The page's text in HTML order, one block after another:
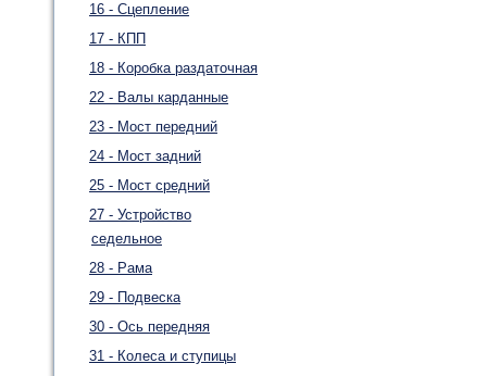
16 - Сцепление
17 - КПП
18 - Коробка раздаточная
22 - Валы карданные
23 - Мост передний
24 - Мост задний
25 - Мост средний
27 - Устройство
седельное
28 - Рама
29 - Подвеска
30 - Ось передняя
31 - Колеса и ступицы